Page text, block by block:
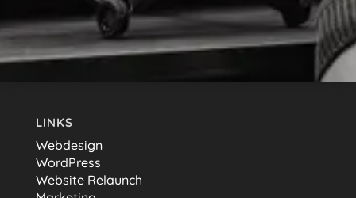
LINKS
Webdesign
WordPress
Website Relaunch